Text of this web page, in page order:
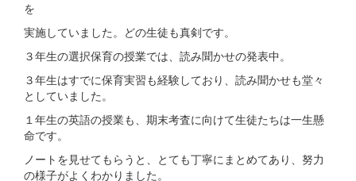
を
実施していました。どの生徒も真剣です。
３年生の選択保育の授業では、読み聞かせの発表中。
３年生はすでに保育実習も経験しており、読み聞かせも堂々
としていました。
１年生の英語の授業も、期末考査に向けて生徒たちは一生懸
命です。
ノートを見せてもらうと、とても丁寧にまとめてあり、努力
の様子がよくわかりました。